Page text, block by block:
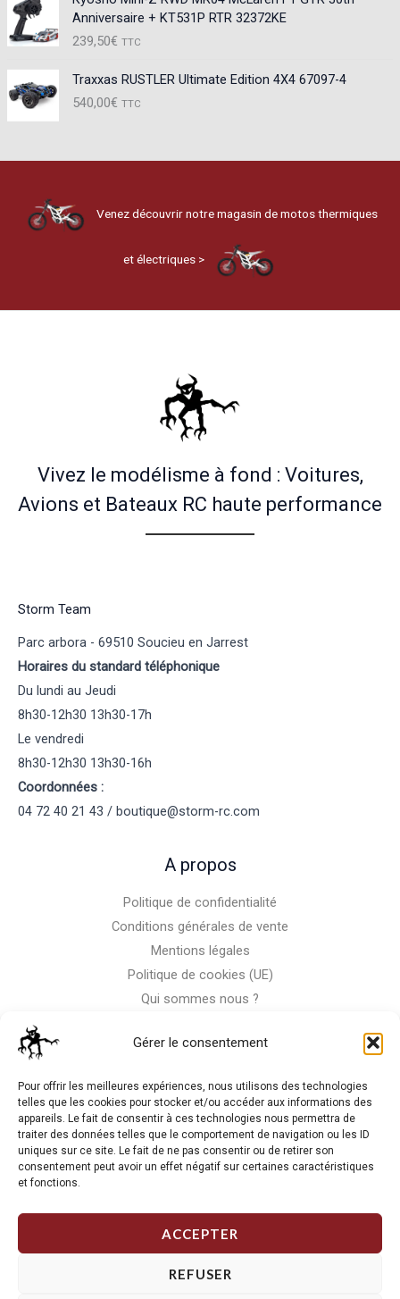
Gérer le consentement
Pour offrir les meilleures expériences, nous utilisons des technologies
telles que les cookies pour stocker et/ou accéder aux informations des
appareils. Le fait de consentir à ces technologies nous permettra de
traiter des données telles que le comportement de navigation ou les ID
uniques sur ce site. Le fait de ne pas consentir ou de retirer son
consentement peut avoir un effet négatif sur certaines caractéristiques
et fonctions.
ACCEPTER
REFUSER
Anniversaire + KT531P RTR 32372KE
239,50€ TTC
Traxxas RUSTLER Ultimate Edition 4X4 67097-4
540,00€ TTC
Venez découvrir notre magasin de motos thermiques
et électriques >
Vivez le modélisme à fond : Voitures,
Avions et Bateaux RC haute performance
Storm Team
Parc arbora - 69510 Soucieu en Jarrest
Horaires du standard téléphonique
Du lundi au Jeudi
8h30-12h30 13h30-17h
Le vendredi
8h30-12h30 13h30-16h
Coordonnées :
04 72 40 21 43 / boutique@storm-rc.com
A propos
Politique de confidentialité
Conditions générales de vente
Mentions légales
Politique de cookies (UE)
Qui sommes nous ?
La RC n'est pas notre seule passion, venez visiter notre shop
de motos